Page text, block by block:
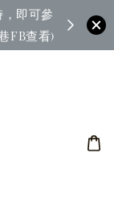
即可參
FB查看)
◆ 官